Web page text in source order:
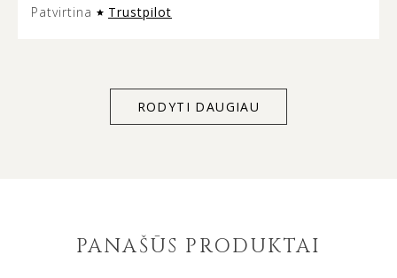
presentation of it is very aesthetic so it can make
Patvirtina
Trustpilot
RODYTI DAUGIAU
PANAŠŪS PRODUKTAI